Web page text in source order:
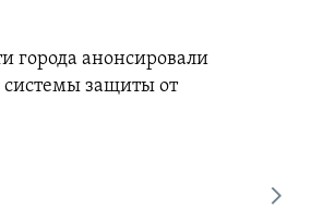
города анонсировали
системы защиты от